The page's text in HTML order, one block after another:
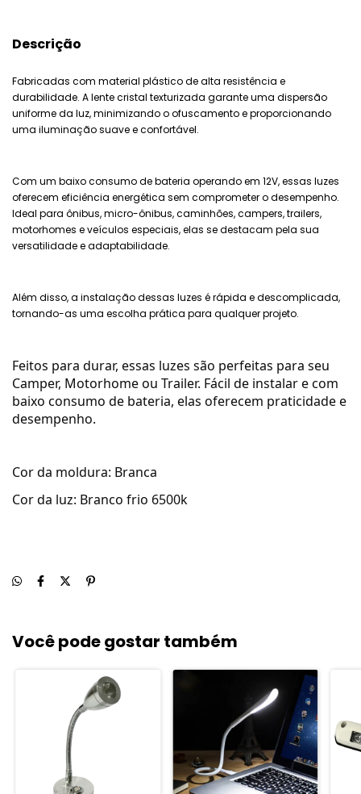
Descrição
Fabricadas com material plástico de alta resistência e
durabilidade. A lente cristal texturizada garante uma dispersão
uniforme da luz, minimizando o ofuscamento e proporcionando
uma iluminação suave e confortável.
Com um baixo consumo de bateria operando em 12V, essas luzes
oferecem eficiência energética sem comprometer o desempenho.
Ideal para ônibus, micro-ônibus, caminhões, campers, trailers,
motorhomes e veículos especiais, elas se destacam pela sua
versatilidade e adaptabilidade.
Além disso, a instalação dessas luzes é rápida e descomplicada,
tornando-as uma escolha prática para qualquer projeto.
Feitos para durar, essas luzes são perfeitas para seu
Camper, Motorhome ou Trailer. Fácil de instalar e com
baixo consumo de bateria, elas oferecem praticidade e
desempenho.
Cor da moldura: Branca
Cor da luz: Branco frio 6500k
Você pode gostar também